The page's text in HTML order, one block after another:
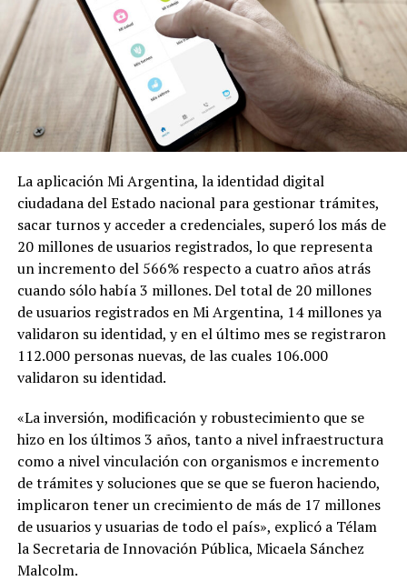
La aplicación Mi Argentina, la identidad digital
ciudadana del Estado nacional para gestionar trámites,
sacar turnos y acceder a credenciales, superó los más de
20 millones de usuarios registrados, lo que representa
un incremento del 566% respecto a cuatro años atrás
cuando sólo había 3 millones. Del total de 20 millones
de usuarios registrados en Mi Argentina, 14 millones ya
validaron su identidad, y en el último mes se registraron
112.000 personas nuevas, de las cuales 106.000
validaron su identidad.
«La inversión, modificación y robustecimiento que se
hizo en los últimos 3 años, tanto a nivel infraestructura
como a nivel vinculación con organismos e incremento
de trámites y soluciones que se que se fueron haciendo,
implicaron tener un crecimiento de más de 17 millones
de usuarios y usuarias de todo el país», explicó a Télam
la Secretaria de Innovación Pública, Micaela Sánchez
Malcolm.